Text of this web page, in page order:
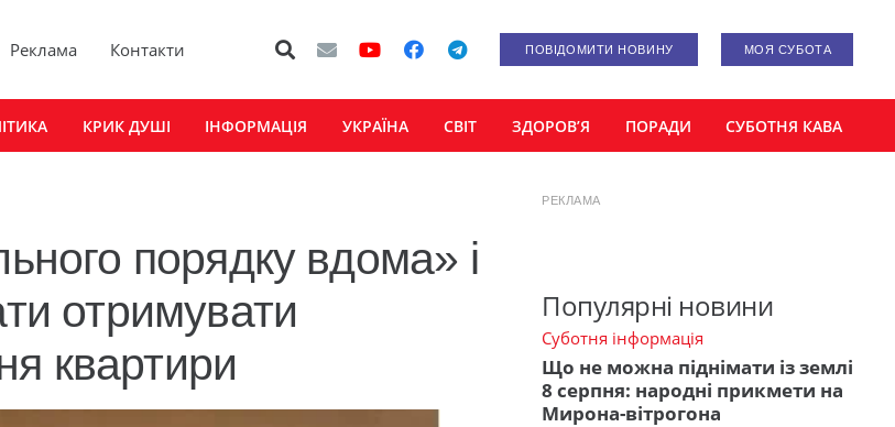
Реклама Контакти ПОВІДОМИТИ НОВИНУ МОЯ СУБОТА
КРИК ДУШІ ІНФОРМАЦІЯ УКРАЇНА СВІТ ЗДОРОВ’Я ПОРАДИ СУБОТНЯ КАВА
порядку вдома» і
отримувати
квартири
РЕКЛАМА
Популярні новини
Суботня інформація
Що не можна піднімати із землі
8 серпня: народні прикмети на
Мирона-вітрогона